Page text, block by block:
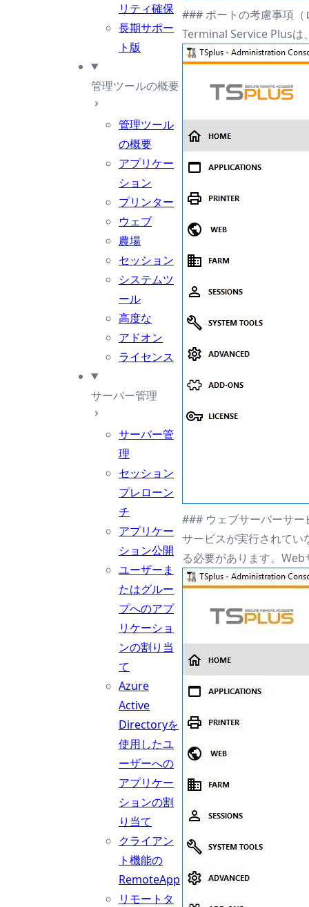
リティ確保
長期サポー
ト版
管理ツールの概要
管理ツール
の概要
アプリケー
ション
プリンター
ウェブ
農場
セッション
システムツ
ール
高度な
アドオン
ライセンス
サーバー管理
サーバー管
理
セッション
プレローン
チ
アプリケー
ション公開
ユーザーま
たはグルー
プへのアプ
リケーショ
ンの割り当
て
Azure
Active
Directoryを
使用したユ
ーザーへの
アプリケー
ションの割
り当て
クライアン
ト機能の
RemoteApp
リモートタ
### ポートの考慮事項
Terminal Service Plusは
### ウェブサーバーサ
サービスが実行されて
る必要があります。